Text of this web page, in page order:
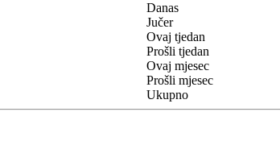
Danas
Jučer
Ovaj tjedan
Prošli tjedan
Ovaj mjesec
Prošli mjesec
Ukupno